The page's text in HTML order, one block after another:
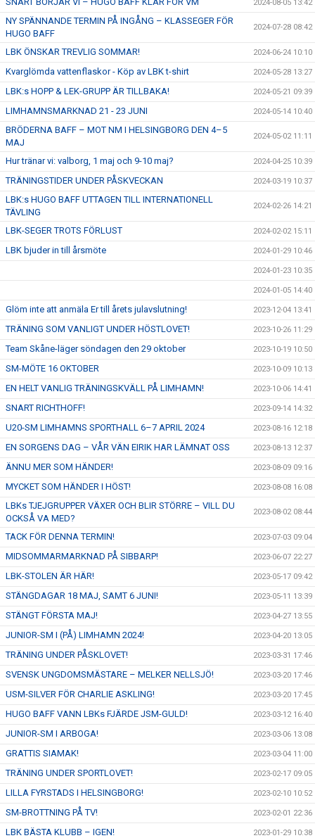
2024-08-05 13:42
NY SPÄNNANDE TERMIN PÅ INGÅNG – KLASSEGER FÖR
HUGO BAFF
2024-07-28 08:42
LBK ÖNSKAR TREVLIG SOMMAR! 2024-06-24 10:10
Kvarglömda vattenflaskor - Köp av LBK t-shirt 2024-05-28 13:27
LBK:s HOPP & LEK-GRUPP ÄR TILLBAKA! 2024-05-21 09:39
LIMHAMNSMARKNAD 21 - 23 JUNI 2024-05-14 10:40
BRÖDERNA BAFF – MOT NM I HELSINGBORG DEN 4–5
MAJ
2024-05-02 11:11
Hur tränar vi: valborg, 1 maj och 9-10 maj? 2024-04-25 10:39
TRÄNINGSTIDER UNDER PÅSKVECKAN 2024-03-19 10:37
LBK:s HUGO BAFF UTTAGEN TILL INTERNATIONELL
TÄVLING
2024-02-26 14:21
LBK-SEGER TROTS FÖRLUST 2024-02-02 15:11
LBK bjuder in till årsmöte 2024-01-29 10:46
2024-01-23 10:35
2024-01-05 14:40
Glöm inte att anmäla Er till årets julavslutning! 2023-12-04 13:41
TRÄNING SOM VANLIGT UNDER HÖSTLOVET! 2023-10-26 11:29
Team Skåne-läger söndagen den 29 oktober 2023-10-19 10:50
SM-MÖTE 16 OKTOBER 2023-10-09 10:13
EN HELT VANLIG TRÄNINGSKVÄLL PÅ LIMHAMN! 2023-10-06 14:41
SNART RICHTHOFF! 2023-09-14 14:32
U20-SM LIMHAMNS SPORTHALL 6–7 APRIL 2024 2023-08-16 12:18
EN SORGENS DAG – VÅR VÄN EIRIK HAR LÄMNAT OSS 2023-08-13 12:37
ÄNNU MER SOM HÄNDER! 2023-08-09 09:16
MYCKET SOM HÄNDER I HÖST! 2023-08-08 16:08
LBKs TJEJGRUPPER VÄXER OCH BLIR STÖRRE – VILL DU
OCKSÅ VA MED?
2023-08-02 08:44
TACK FÖR DENNA TERMIN! 2023-07-03 09:04
MIDSOMMARMARKNAD PÅ SIBBARP! 2023-06-07 22:27
LBK-STOLEN ÄR HÄR! 2023-05-17 09:42
STÄNGDAGAR 18 MAJ, SAMT 6 JUNI! 2023-05-11 13:39
STÄNGT FÖRSTA MAJ! 2023-04-27 13:55
JUNIOR-SM I (PÅ) LIMHAMN 2024! 2023-04-20 13:05
TRÄNING UNDER PÅSKLOVET! 2023-03-31 17:46
SVENSK UNGDOMSMÄSTARE – MELKER NELLSJÖ! 2023-03-20 17:46
USM-SILVER FÖR CHARLIE ASKLING! 2023-03-20 17:45
HUGO BAFF VANN LBKs FJÄRDE JSM-GULD! 2023-03-12 16:40
JUNIOR-SM I ARBOGA! 2023-03-06 13:08
GRATTIS SIAMAK! 2023-03-04 11:00
TRÄNING UNDER SPORTLOVET! 2023-02-17 09:05
LILLA FYRSTADS I HELSINGBORG! 2023-02-10 10:52
SM-BROTTNING PÅ TV! 2023-02-01 22:36
LBK BÄSTA KLUBB – IGEN! 2023-01-29 10:38